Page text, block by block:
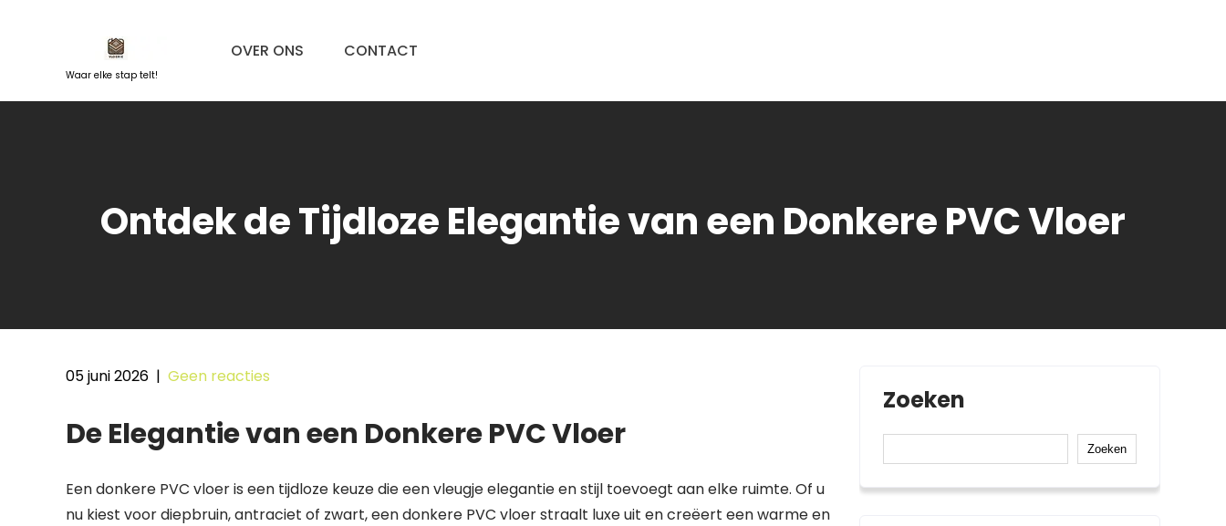
Waar elke stap telt!
OVER ONS CONTACT
Ontdek de Tijdloze Elegantie van een Donkere PVC Vloer
05 juni 2026 | Geen reacties
De Elegantie van een Donkere PVC Vloer
Een donkere PVC vloer is een tijdloze keuze die een vleugje elegantie en stijl toevoegt aan elke ruimte. Of u
nu kiest voor diepbruin, antraciet of zwart, een donkere PVC vloer straalt luxe uit en creëert een warme en
Zoeken
Zoeken